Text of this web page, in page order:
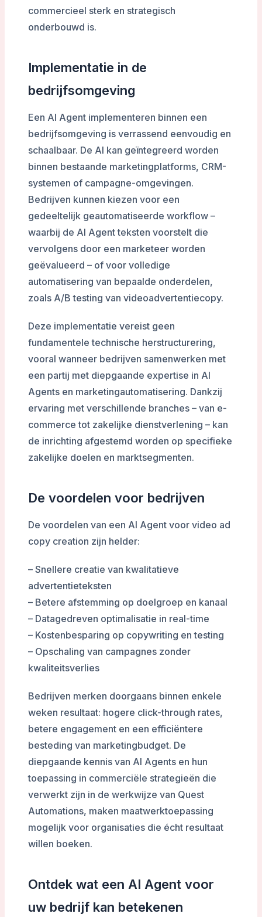
commercieel sterk en strategisch
onderbouwd is.
Implementatie in de
bedrijfsomgeving
Een AI Agent implementeren binnen een
bedrijfsomgeving is verrassend eenvoudig en
schaalbaar. De AI kan geïntegreerd worden
binnen bestaande marketingplatforms, CRM-
systemen of campagne-omgevingen.
Bedrijven kunnen kiezen voor een
gedeeltelijk geautomatiseerde workflow –
waarbij de AI Agent teksten voorstelt die
vervolgens door een marketeer worden
geëvalueerd – of voor volledige
automatisering van bepaalde onderdelen,
zoals A/B testing van videoadvertentiecopy.
Deze implementatie vereist geen
fundamentele technische herstructurering,
vooral wanneer bedrijven samenwerken met
een partij met diepgaande expertise in AI
Agents en marketingautomatisering. Dankzij
ervaring met verschillende branches – van e-
commerce tot zakelijke dienstverlening – kan
de inrichting afgestemd worden op specifieke
zakelijke doelen en marktsegmenten.
De voordelen voor bedrijven
De voordelen van een AI Agent voor video ad
copy creation zijn helder:
– Snellere creatie van kwalitatieve
advertentieteksten
– Betere afstemming op doelgroep en kanaal
– Datagedreven optimalisatie in real-time
– Kostenbesparing op copywriting en testing
– Opschaling van campagnes zonder
kwaliteitsverlies
Bedrijven merken doorgaans binnen enkele
weken resultaat: hogere click-through rates,
betere engagement en een efficiëntere
besteding van marketingbudget. De
diepgaande kennis van AI Agents en hun
toepassing in commerciële strategieën die
verwerkt zijn in de werkwijze van Quest
Automations, maken maatwerktoepassing
mogelijk voor organisaties die écht resultaat
willen boeken.
Ontdek wat een AI Agent voor
uw bedrijf kan betekenen